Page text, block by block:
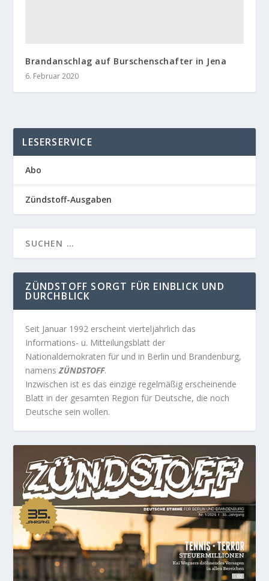
Brandanschlag auf Burschenschafter in Jena
6. Februar 2020
LESERSERVICE
Abo
Zündstoff-Ausgaben
ZÜNDSTOFF SORGT FÜR EINBLICK UND
DURCHBLICK
Seit Januar 1992 erscheint vierteljährlich das
Informations- u. Mitteilungsblatt der
Nationaldemokraten für und in Berlin und Brandenburg,
namensZÜNDSTOFF.
Inzwischen ist es das einzige regelmäßig erscheinende
Blatt in der gesamten Region für Deutsche, die noch
Deutsche sein wollen.